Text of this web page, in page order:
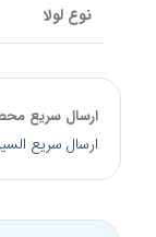
نوع لولا
نوع کاور
سایز پل بینی
ارسال سریع
ارسال سریع